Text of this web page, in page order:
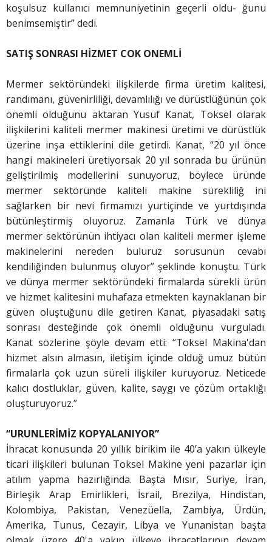
koşulsuz kullanıcı memnuniyetinin geçerli oldu- ğunu
benimsemiştir” dedi.
SATIŞ SONRASI HİZMET COK ONEMLİ
Mermer sektöründeki ilişkilerde firma üretim kalitesi,
randımanı, güvenirliliği, devamlılığı ve dürüstlüğünün çok
önemli olduğunu aktaran Yusuf Kanat, Toksel olarak
ilişkilerini kaliteli mermer makinesi üretimi ve dürüstlük
üzerine inşa ettiklerini dile getirdi. Kanat, “20 yıl önce
hangi makineleri üretiyorsak 20 yıl sonrada bu ürünün
geliştirilmiş modellerini sunuyoruz, böylece üründe
mermer sektöründe kaliteli makine sürekliliğ ini
sağlarken bir nevi firmamızı yurtiçinde ve yurtdışında
bütünleştirmiş oluyoruz. Zamanla Türk ve dünya
mermer sektörünün ihtiyacı olan kaliteli mermer işleme
makinelerini nereden buluruz sorusunun cevabı
kendiliğinden bulunmuş oluyor” şeklinde konuştu. Türk
ve dünya mermer sektöründeki firmalarda sürekli ürün
ve hizmet kalitesini muhafaza etmekten kaynaklanan bir
güven oluştuğunu dile getiren Kanat, piyasadaki satış
sonrası desteğinde çok önemli olduğunu vurguladı.
Kanat sözlerine şöyle devam etti: “Toksel Makina'dan
hizmet alsın almasın, iletişim içinde olduğ umuz bütün
firmalarla çok uzun süreli ilişkiler kuruyoruz. Neticede
kalıcı dostluklar, güven, kalite, saygı ve çözüm ortaklığı
oluşturuyoruz.”
“URUNLERİMİZ KOPYALANIYOR”
İhracat konusunda 20 yıllık birikim ile 40’a yakın ülkeyle
ticari ilişkileri bulunan Toksel Makine yeni pazarlar için
atılım yapma hazırlığında. Başta Mısır, Suriye, İran,
Birleşik Arap Emirlikleri, İsrail, Brezilya, Hindistan,
Kolombiya, Pakistan, Venezüella, Zambiya, Ürdün,
Amerika, Tunus, Cezayir, Libya ve Yunanistan başta